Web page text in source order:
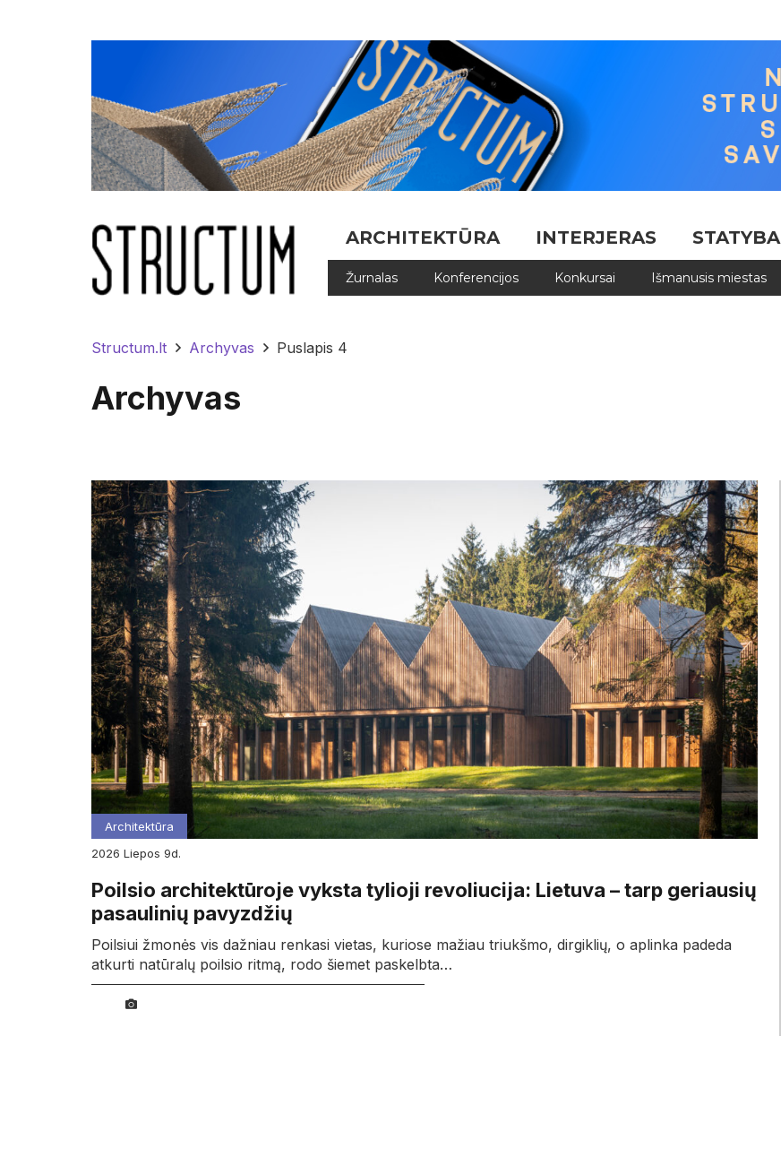
ARCHITEKTŪRA INTERJERAS STATYBA
Žurnalas Konferencijos Konkursai Išmanusis miestas
Structum.lt Archyvas Puslapis 4
Archyvas
Architektūra
2026
liepos 9d.
Poilsio architektūroje vyksta tylioji revoliucija: Lietuva – tarp geriausių
pasaulinių pavyzdžių
Poilsiui žmonės vis dažniau renkasi vietas, kuriose mažiau triukšmo, dirgiklių, o aplinka padeda
atkurti natūralų poilsio ritmą, rodo šiemet paskelbta…